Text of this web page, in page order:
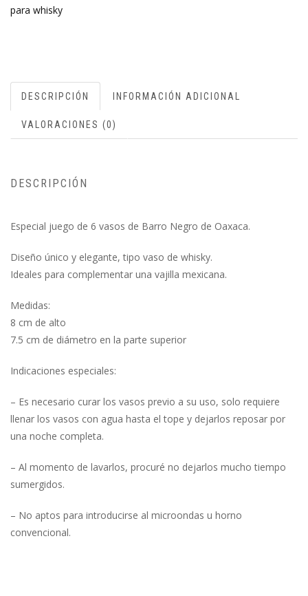
para whisky
DESCRIPCIÓN INFORMACIÓN ADICIONAL
VALORACIONES (0)
DESCRIPCIÓN
Especial juego de 6 vasos de Barro Negro de Oaxaca.
Diseño único y elegante, tipo vaso de whisky.
Ideales para complementar una vajilla mexicana.
Medidas:
8 cm de alto
7.5 cm de diámetro en la parte superior
Indicaciones especiales:
– Es necesario curar los vasos previo a su uso, solo requiere
llenar los vasos con agua hasta el tope y dejarlos reposar por
una noche completa.
– Al momento de lavarlos, procuré no dejarlos mucho tiempo
sumergidos.
– No aptos para introducirse al microondas u horno
convencional.